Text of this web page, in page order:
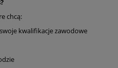
chcą:
kwalifikacje zawodowe